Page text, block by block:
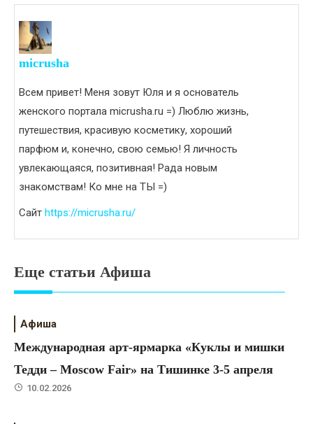
micrusha
Всем привет! Меня зовут Юля и я основатель
женского портала micrusha.ru =) Люблю жизнь,
путешествия, красивую косметику, хороший
парфюм и, конечно, свою семью! Я личность
увлекающаяся, позитивная! Рада новым
знакомствам! Ко мне на ТЫ =)
Сайт https://micrusha.ru/
Еще статьи Афиша
Афиша
Международная арт-ярмарка «Куклы и мишки
Тедди – Moscow Fair» на Тишинке 3-5 апреля
10.02.2026